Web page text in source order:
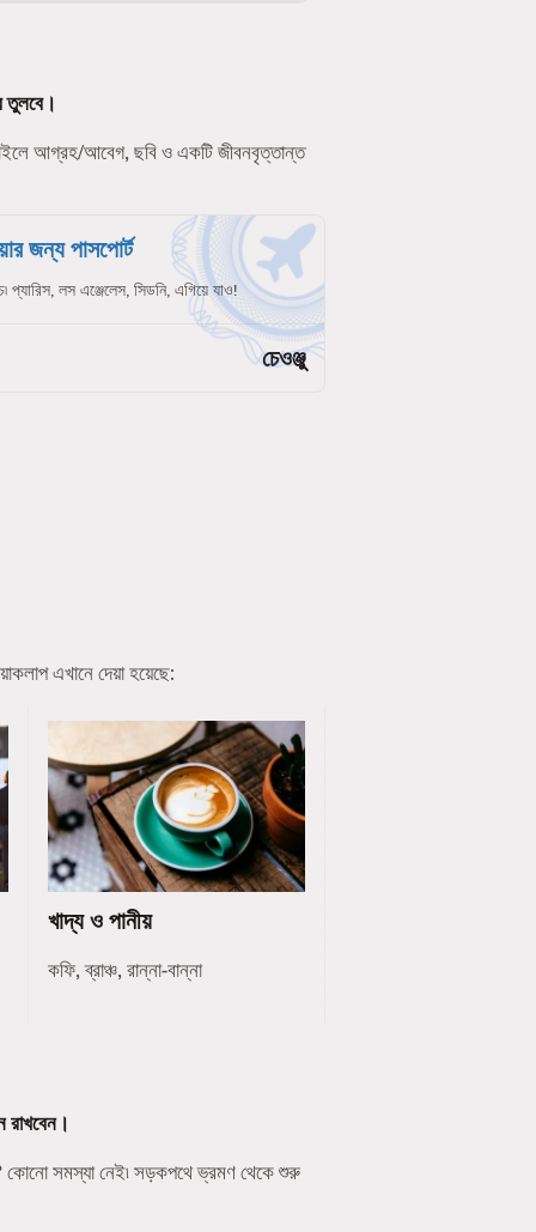
তুলবে।
আগ্রহ/আবেগ, ছবি ও একটি জীবনবৃত্তান্ত
জন্য পাসপোর্ট
প্যারিস, লস এঞ্জেলেস, সিডনি, এগিয়ে যাও!
চেওঞ্জু
এখানে দেয়া হয়েছে:
খাদ্য ও পানীয়
কফি, ব্রাঞ্চ, রান্না-বান্না
সমস্যা নেই৷ সড়কপথে ভ্রমণ থেকে শুরু